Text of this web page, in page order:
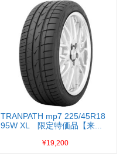
TRANPATH mp7 225/45R18
95W XL 限定特価品【来...
¥19,200